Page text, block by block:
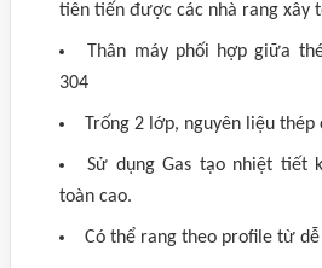
tiên tiến được các nhà rang xây
Thân máy phối hợp giữa
304
Trống 2 lớp, nguyên liệu thép
Sử dụng Gas tạo nhiệt tiết
toàn cao.
Có thể rang theo profile từ dễ